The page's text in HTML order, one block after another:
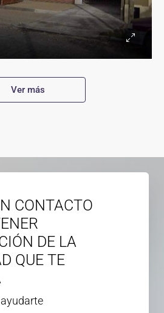
Ver más
CONTACTO
DE LA
QUE TE